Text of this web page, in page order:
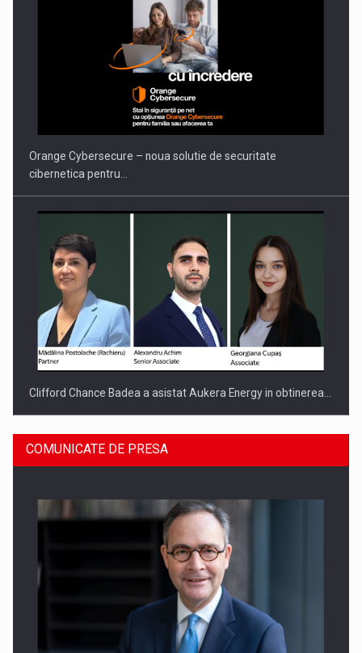
PUTTING ROMANIAN CORPORATE COMPANIES ON THE
INTERNATIONAL BUSINESS SCENE
Orange Cybersecure – noua solutie de securitate
cibernetica pentru…
Clifford Chance Badea a asistat Aukera Energy in obtinerea…
SAPTE PERSONALITATI DIN MEDIUL DE AFACERI, ACADEMIC
COMUNICATE DE PRESA